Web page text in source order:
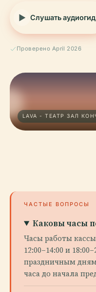
Слушать аудиогид
Проверено April 2026
LAVA - ТЕАТР ЗАЛ
ЧАСТЫЕ ВОПРОСЫ
Каковы часы
Часы работы
12:00–14:00 и
праздничным дням
часа до начала